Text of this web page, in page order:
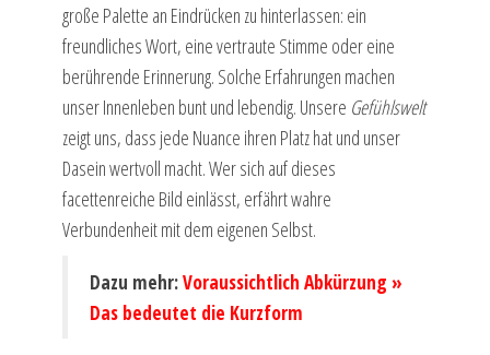
große Palette an Eindrücken zu hinterlassen: ein
freundliches Wort, eine vertraute Stimme oder eine
berührende Erinnerung. Solche Erfahrungen machen
unser Innenleben bunt und lebendig. Unsere Gefühlswelt
zeigt uns, dass jede Nuance ihren Platz hat und unser
Dasein wertvoll macht. Wer sich auf dieses
facettenreiche Bild einlässt, erfährt wahre
Verbundenheit mit dem eigenen Selbst.
Dazu mehr:Voraussichtlich Abkürzung »
Das bedeutet die Kurzform